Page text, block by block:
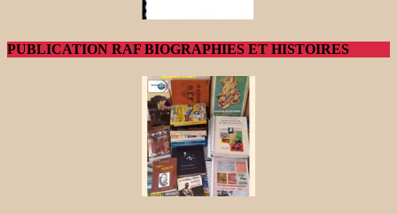
PUBLICATION RAF BIOGRAPHIES ET HISTOIRES